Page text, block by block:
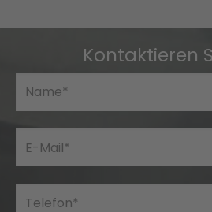
Kontaktieren